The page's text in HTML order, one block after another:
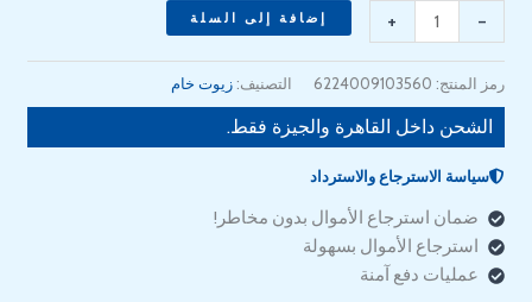
-
+ إضافة إلى السلة
رمز المنتج: 6224009103560 التصنيف: زيوت خام
الشحن داخل القاهرة والجيزة فقط.
سياسة الاسترجاع والاسترداد
ضمان استرجاع الأموال بدون مخاطر!
استرجاع الأموال بسهولة
عمليات دفع آمنة